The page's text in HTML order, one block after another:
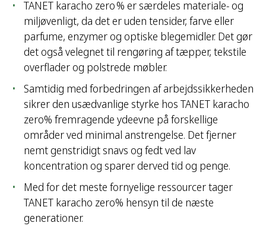
TANET karacho zero % er særdeles materiale- og
miljøvenligt, da det er uden tensider, farve eller
parfume, enzymer og optiske blegemidler. Det gør
det også velegnet til rengøring af tæpper, tekstile
overflader og polstrede møbler.
Samtidig med forbedringen af arbejdssikkerheden
sikrer den usædvanlige styrke hos TANET karacho
zero% fremragende ydeevne på forskellige
områder ved minimal anstrengelse. Det fjerner
nemt genstridigt snavs og fedt ved lav
koncentration og sparer derved tid og penge.
Med for det meste fornyelige ressourcer tager
TANET karacho zero% hensyn til de næste
generationer.